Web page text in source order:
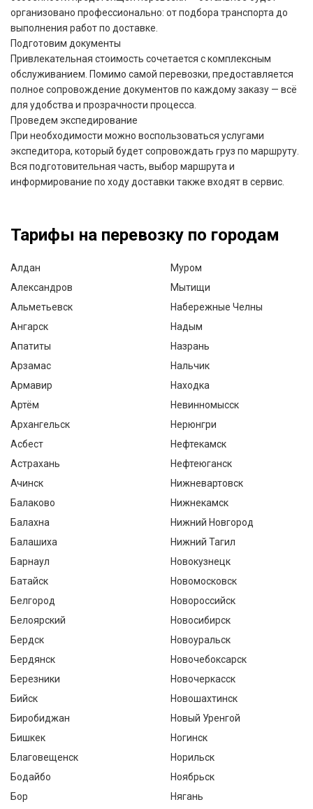
организовано профессионально: от подбора транспорта до
выполнения работ по доставке.
Подготовим документы
Привлекательная стоимость сочетается с комплексным
обслуживанием. Помимо самой перевозки, предоставляется
полное сопровождение документов по каждому заказу — всё
для удобства и прозрачности процесса.
Проведем экспедирование
При необходимости можно воспользоваться услугами
экспедитора, который будет сопровождать груз по маршруту.
Вся подготовительная часть, выбор маршрута и
информирование по ходу доставки также входят в сервис.
Тарифы на перевозку по городам
Алдан
Александров
Альметьевск
Ангарск
Апатиты
Арзамас
Армавир
Артём
Архангельск
Асбест
Астрахань
Ачинск
Балаково
Балахна
Балашиха
Барнаул
Батайск
Белгород
Белоярский
Бердск
Бердянск
Березники
Бийск
Биробиджан
Бишкек
Благовещенск
Бодайбо
Бор
Муром
Мытищи
Набережные Челны
Надым
Назрань
Нальчик
Находка
Невинномысск
Нерюнгри
Нефтекамск
Нефтеюганск
Нижневартовск
Нижнекамск
Нижний Новгород
Нижний Тагил
Новокузнецк
Новомосковск
Новороссийск
Новосибирск
Новоуральск
Новочебоксарск
Новочеркасск
Новошахтинск
Новый Уренгой
Ногинск
Норильск
Ноябрьск
Нягань